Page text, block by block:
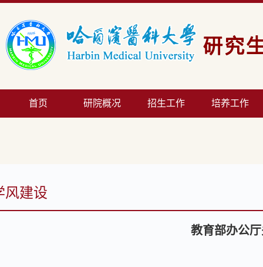
首页 研院概况 招生工作 培养工作
风建设
教育部办公